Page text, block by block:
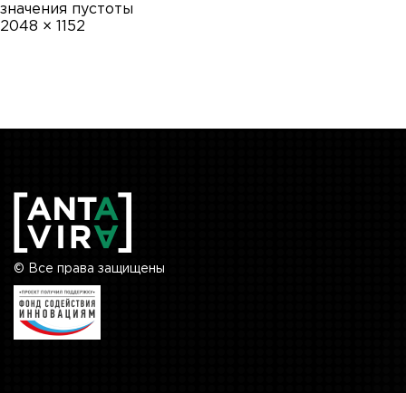
значения пустоты
Полный
2048 × 1152
© Все права защищены